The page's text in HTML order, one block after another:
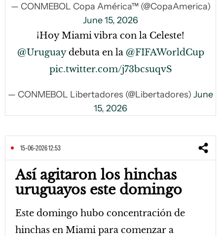
— CONMEBOL Copa América™ (@CopaAmerica)
June 15, 2026
¡Hoy Miami vibra con la Celeste!
@Uruguaydebuta en la @FIFAWorldCup
pic.twitter.com/j73bcsuqvS
— CONMEBOL Libertadores (@Libertadores) June
15, 2026
15-06-2026 12:53
Así agitaron los hinchas
uruguayos este domingo
Este domingo hubo concentración de
hinchas en Miami para comenzar a